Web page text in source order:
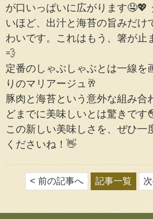
が口いっぱいに広がります🤤💖
いほど、出汁と海苔の旨みだけ
わいです。これはもう、箸が止
💨
定番のしゃぶしゃぶとは一線を
りのマリアージュ🥂
豚肉と海苔という意外な組み合
どまでに美味しいとは驚きです
この新しい美味しさを、ぜひ一
くださいね！👋
< 前の記事へ 記事一覧